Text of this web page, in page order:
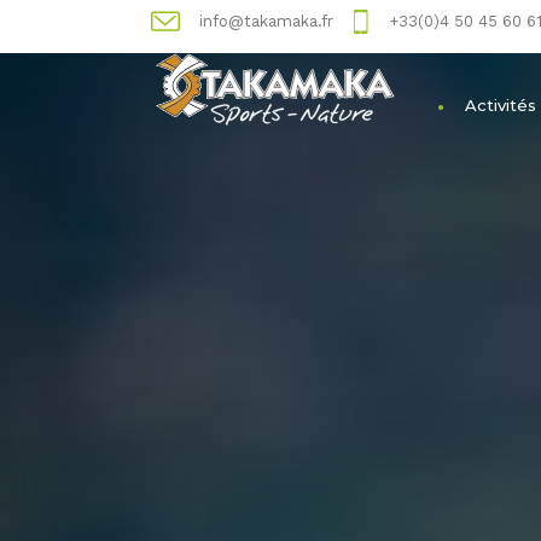
info@takamaka.fr +33(0)4 50 45 60 61
Activités